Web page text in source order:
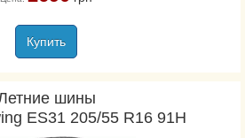
Купить
шины
ES31 205/55 R16 91H